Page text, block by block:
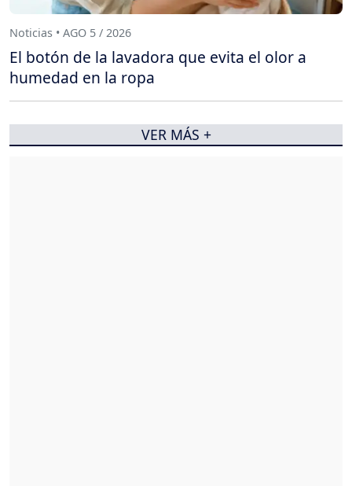
Noticias • AGO 5 / 2026
El botón de la lavadora que evita el olor a
humedad en la ropa
VER MÁS +